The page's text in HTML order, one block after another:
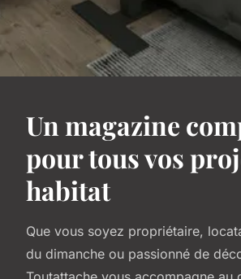
Un magazine
pour tous vos
habitat
Que vous soyez propriétaire,
du dimanche ou passionné de